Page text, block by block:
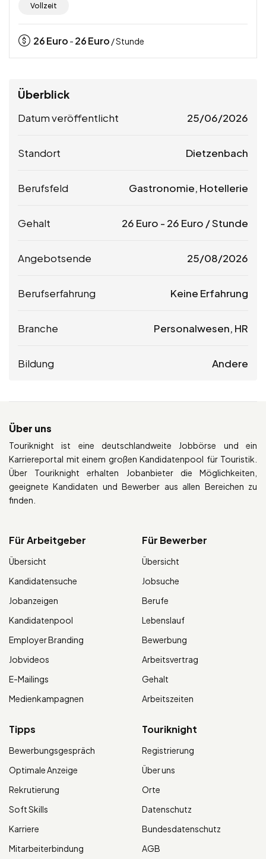
Vollzeit
26Euro - 26Euro / Stunde
Überblick
Datum veröffentlicht 25/06/2026
Standort Dietzenbach
Berufsfeld Gastronomie, Hotellerie
Gehalt 26 Euro - 26 Euro / Stunde
Angebotsende 25/08/2026
Berufserfahrung Keine Erfahrung
Branche Personalwesen, HR
Bildung Andere
Über uns
Touriknight ist eine deutschlandweite Jobbörse und ein
Karriereportal mit einem großen Kandidatenpool für Touristik.
Über Touriknight erhalten Jobanbieter die Möglichkeiten,
geeignete Kandidaten und Bewerber aus allen Bereichen zu
finden.
Für Arbeitgeber
Übersicht
Kandidatensuche
Jobanzeigen
Kandidatenpool
Employer Branding
Jobvideos
E-Mailings
Medienkampagnen
Für Bewerber
Übersicht
Jobsuche
Berufe
Lebenslauf
Bewerbung
Arbeitsvertrag
Gehalt
Arbeitszeiten
Tipps
Bewerbungsgespräch
Optimale Anzeige
Rekrutierung
Soft Skills
Karriere
Mitarbeiterbindung
Touriknight
Registrierung
Über uns
Orte
Datenschutz
Bundesdatenschutz
AGB